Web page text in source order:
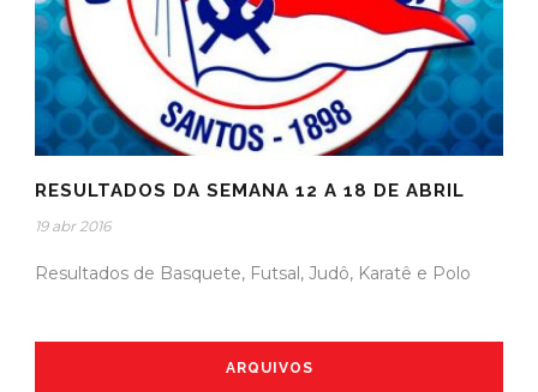
RESULTADOS DA SEMANA 12 A 18 DE ABRIL
19 abr 2016
Resultados de Basquete, Futsal, Judô, Karatê e Polo
ARQUIVOS